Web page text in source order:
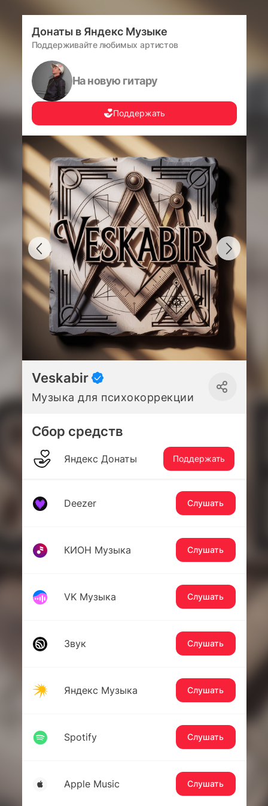
Донаты в Яндекс Музыке
Поддерживайте любимых артистов
На новую гитару
Поддержать
Veskabir
Музыка для психокоррекции
Deezer Слушать
КИОН Музыка Слушать
VK Музыка Слушать
Звук Слушать
Яндекс Музыка Слушать
Spotify Слушать
Apple Music Слушать
Сбор средств
Яндекс Донаты Поддержать